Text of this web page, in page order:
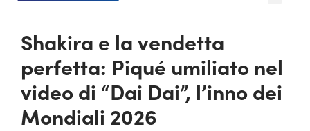
Shakira e la vendetta
perfetta: Piqué umiliato nel
video di “Dai Dai”, l’inno dei
Mondiali 2026